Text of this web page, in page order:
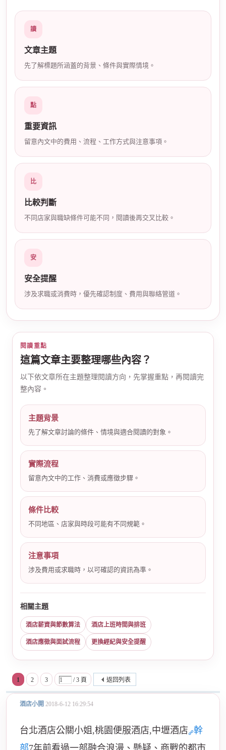
讀
文章主題
先了解標題所涵蓋的背景、條件與實際情境。
點
重要資訊
留意內文中的費用、流程、工作方式與注意事項。
比
比較判斷
不同店家與職缺條件可能不同，閱讀後再交叉比較。
安
安全提醒
涉及求職或消費時，優先確認制度、費用與聯絡管道。
閱讀重點
這篇文章主要整理哪些內容？
以下依文章所在主題整理閱讀方向，先掌握重點，再閱讀完
整內容。
主題背景
先了解文章討論的條件、情境與適合閱讀的對象。
實際流程
留意內文中的工作、消費或應徵步驟。
條件比較
不同地區、店家與時段可能有不同規範。
注意事項
涉及費用或求職時，以可確認的資訊為準。
相關主題
酒店薪資與節數算法 酒店上班時間與排班
酒店應徵與面試流程 更換經紀與安全提醒
1 2 3 / 3 頁 返回列表
酒店小開 2018-6-12 16:29:54
台北酒店公關小姐,桃園便服酒店,中壢酒店 幹
部7年前看過一部融合浪漫、懸疑、商戰的都市